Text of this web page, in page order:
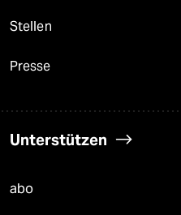
Stellen
Presse
Unterstützen
abo